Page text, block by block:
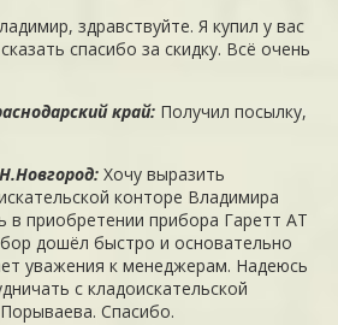
здравствуйте. Я купил у вас
спасибо за скидку. Всё очень
край: Получил посылку,
:Хочу выразить
конторе Владимира
приобретении прибора Гаретт АТ
дошёл быстро и основательно
уважения к менеджерам. Надеюсь
с кладоискательской
Спасибо.